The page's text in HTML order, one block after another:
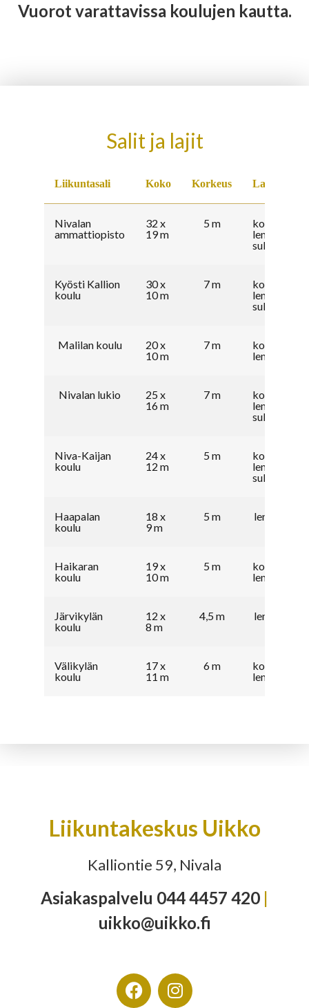
Vuorot varattavissa koulujen kautta.
Salit ja lajit
Liikuntasali Koko Korkeus Lajit
Nivalan
ammattiopisto
32 x
19 m
5 m
koripallo,
lentopallo,
sulkapallo
Kyösti Kallion
koulu
30 x
10 m
7 m
koripallo,
lentopallo,
sulkapallo
Malilan koulu
20 x
10 m
7 m
koripallo,
lentopallo
Nivalan lukio
25 x
16 m
7 m
koripallo,
lentopallo,
sulkapallo
Niva-Kaijan
koulu
24 x
12 m
5 m
koripallo,
lentopallo,
sulkapallo
Haapalan
koulu
18 x
9 m
5 m lentopallo
Haikaran
koulu
19 x
10 m
5 m
koripallo,
lentopallo
Järvikylän
koulu
12 x
8 m
4,5 m lentopallo
Välikylän
koulu
17 x
11 m
6 m
koripallo,
lentopallo
Liikuntakeskus Uikko
Kalliontie 59, Nivala
Asiakaspalvelu 044 4457 420 |
uikko@uikko.fi